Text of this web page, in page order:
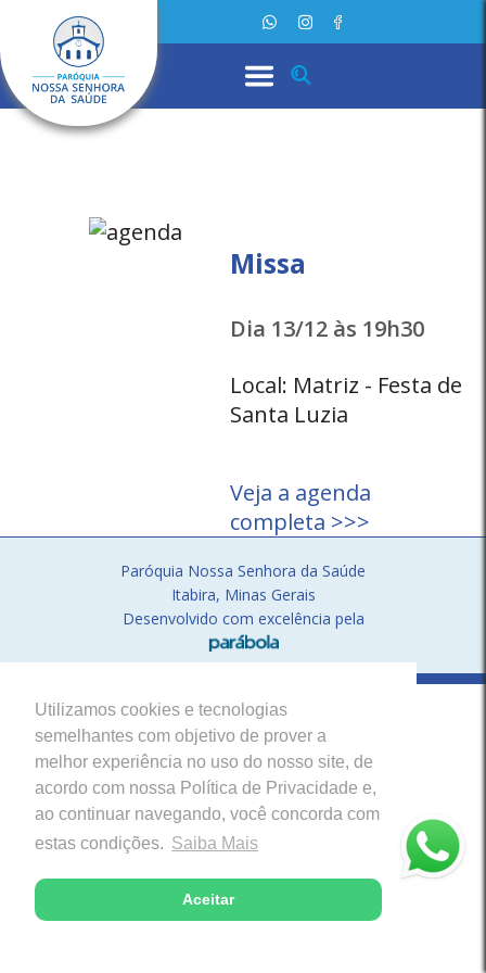
Utilizamos cookies e tecnologias
semelhantes com objetivo de prover a
melhor experiência no uso do nosso site, de
acordo com nossa Política de Privacidade e,
ao continuar navegando, você concorda com
estas condições. Saiba Mais
Aceitar
Missa
Dia 13/12 às 19h30
Local: Matriz - Festa de
Santa Luzia
Veja a agenda
completa >>>
Paróquia Nossa Senhora da Saúde
Itabira, Minas Gerais
Desenvolvido com excelência pela